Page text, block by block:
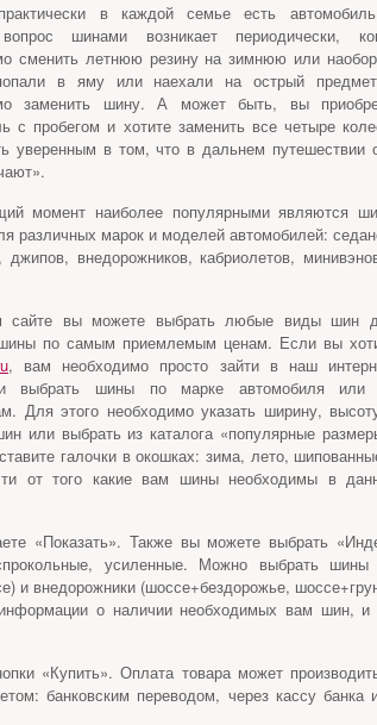
в каждой семье есть
шинами возникает периодически,
сменить летнюю резину на зимнюю или
в яму или наехали на острый
заменить шину. А может быть, вы
с пробегом и хотите заменить все четыре
уверенным в том, что в дальнем путешествии
момент наиболее популярными являются
различных марок и моделей автомобилей:
джипов, внедорожников, кабриолетов,
сайте вы можете выбрать любые виды шин
по самым приемлемым ценам. Если вы
, вам необходимо просто зайти в наш
выбрать шины по марке автомобиля или
Для этого необходимо указать ширину,
или выбрать из каталога «популярные
галочки в окошках: зима, лето,
от того какие вам шины необходимы в
«Показать». Также вы можете выбрать
усиленные. Можно выбрать
и внедорожники (шоссе+бездорожье,
о наличии необходимых вам шин,
«Купить». Оплата товара может
банковским переводом, через кассу банка